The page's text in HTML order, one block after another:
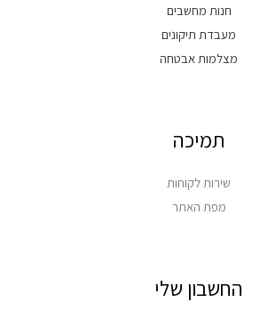
חנות מחשבים
מעבדת תיקונים
מצלמות אבטחה
תמיכה
שירות לקוחות
מפת האתר
החשבון שלי